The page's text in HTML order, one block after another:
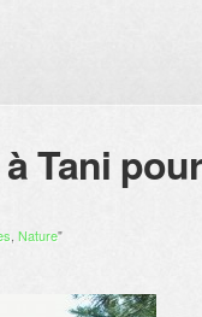
Tani
Nature"